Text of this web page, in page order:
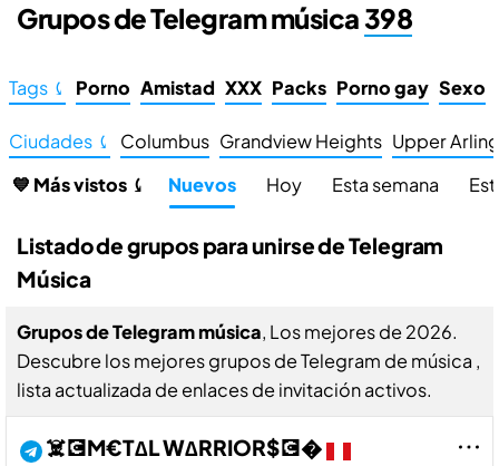
Grupos de Telegram música398
Tags ⤹ Porno Amistad XXX Packs Porno gay Sexo
Ciudades ⤹ Columbus Grandview Heights Upper
💙 Más vistos ⤹
Nuevos Hoy Esta semana
Listado de grupos para unirse de Telegram
Música
Grupos de Telegram música, Los mejores de 2026.
Descubre los mejores grupos de Telegram de música ,
lista actualizada de enlaces de invitación activos.
☠️💽M€T∆L W∆RRIOR$💽�